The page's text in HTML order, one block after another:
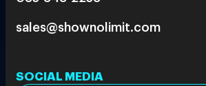
sales@shownolimit.com
SOCIAL MEDIA